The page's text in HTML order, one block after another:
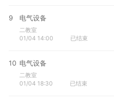
9 电气设备
二教室
01/04 14:00
已结束
10 电气设备
二教室
01/04 18:30
已结束